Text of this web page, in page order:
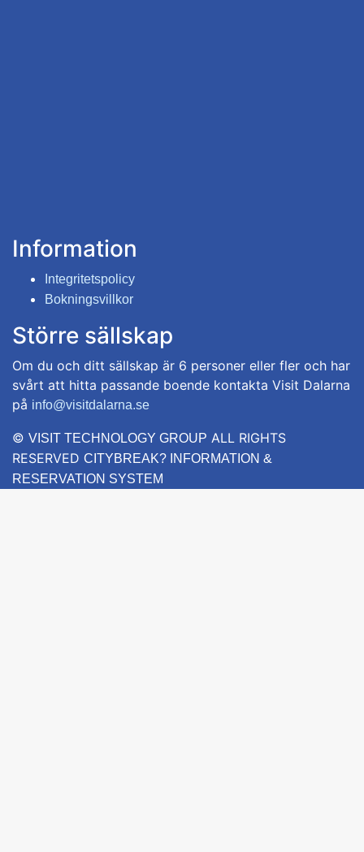
Information
Integritetspolicy
Bokningsvillkor
Större sällskap
Om du och ditt sällskap är 6 personer eller fler och har
svårt att hitta passande boende kontakta Visit Dalarna
på info@visitdalarna.se
© VISIT TECHNOLOGY GROUP ALL RIGHTS
RESERVED CITYBREAK? INFORMATION &
RESERVATION SYSTEM